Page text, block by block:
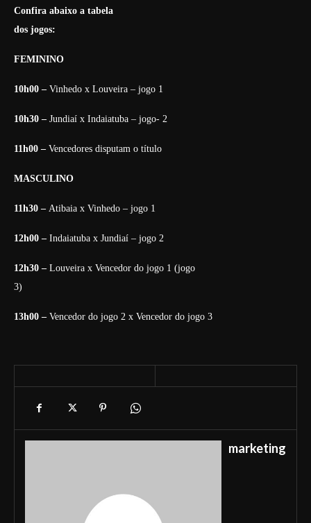
Confira abaixo a tabela
dos jogos:
FEMININO
10h00 – Vinhedo x Louveira – jogo 1
10h30 – Jundiaí x Indaiatuba – jogo- 2
11h00 – Vencedores disputam o título
MASCULINO
11h30 – Atibaia x Vinhedo – jogo 1
12h00 – Indaiatuba x Jundiaí – jogo 2
12h30 – Louveira x Vencedor do jogo 1 (jogo
3)
13h00 – Vencedor do jogo 2 x Vencedor do jogo 3
marketing